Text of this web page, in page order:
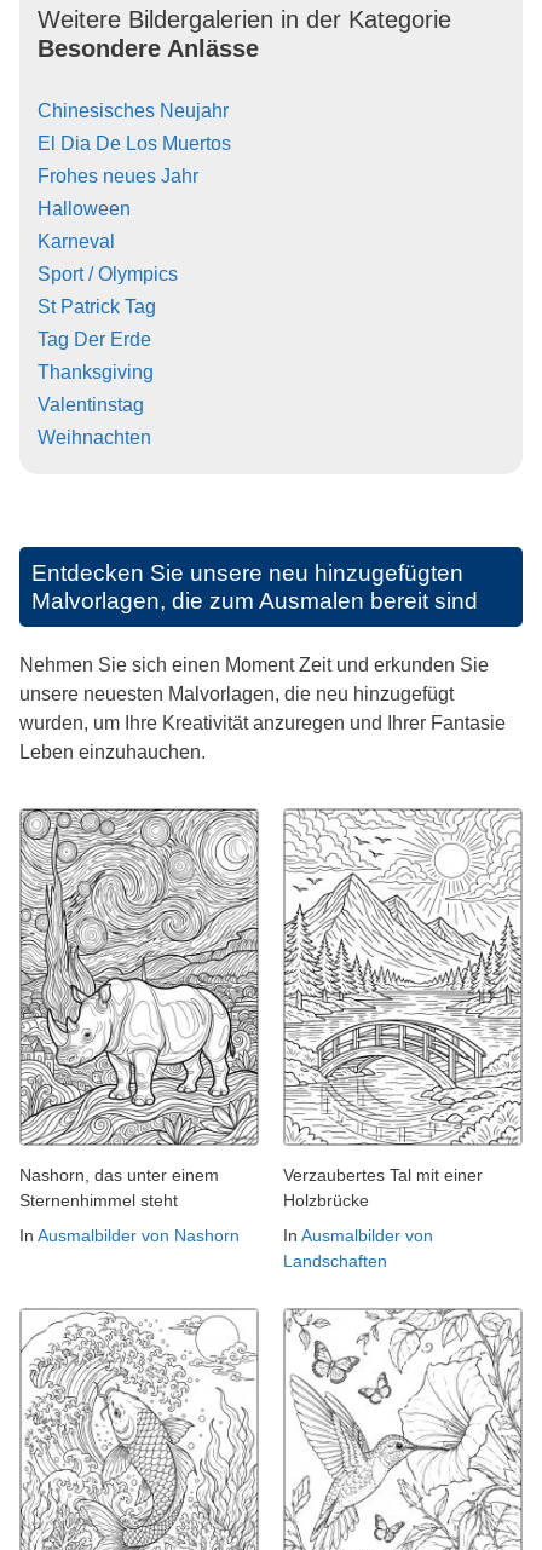
Weitere Bildergalerien in der Kategorie
Besondere Anlässe
Chinesisches Neujahr
El Dia De Los Muertos
Frohes neues Jahr
Halloween
Karneval
Sport / Olympics
St Patrick Tag
Tag Der Erde
Thanksgiving
Valentinstag
Weihnachten
Entdecken Sie unsere neu hinzugefügten
Malvorlagen, die zum Ausmalen bereit sind
Nehmen Sie sich einen Moment Zeit und erkunden Sie
unsere neuesten Malvorlagen, die neu hinzugefügt
wurden, um Ihre Kreativität anzuregen und Ihrer Fantasie
Leben einzuhauchen.
Nashorn, das unter einem
Sternenhimmel steht
In Ausmalbilder von Nashorn
Verzaubertes Tal mit einer
Holzbrücke
In Ausmalbilder von
Landschaften